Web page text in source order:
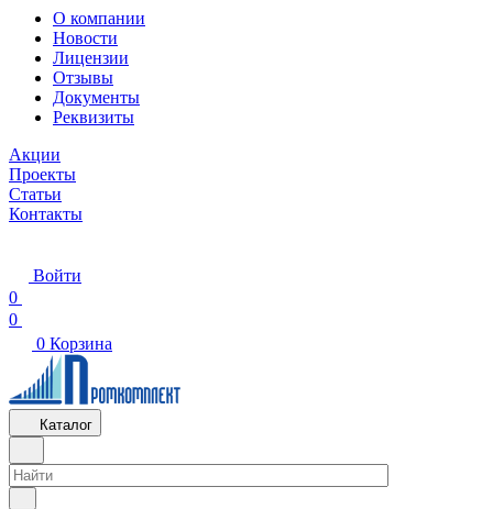
О компании
Новости
Лицензии
Отзывы
Документы
Реквизиты
Акции
Проекты
Статьи
Контакты
Войти
0
0
0 Корзина
Каталог